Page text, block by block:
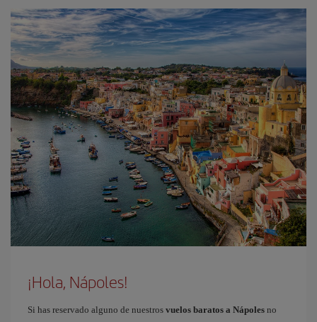
¡Hola, Nápoles!
Si has reservado alguno de nuestros vuelos baratos a Nápoles no